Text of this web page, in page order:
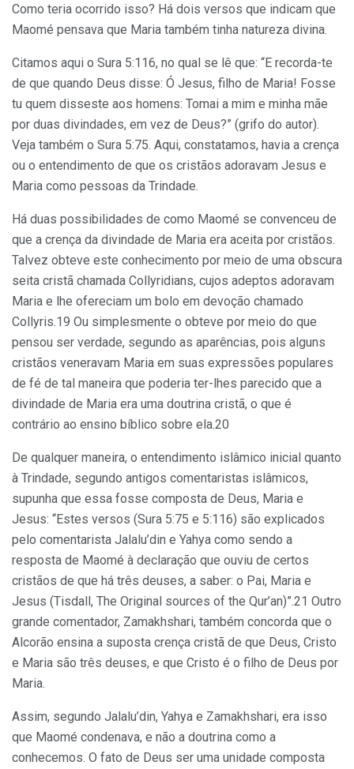
Como teria ocorrido isso? Há dois versos que indicam que
Maomé pensava que Maria também tinha natureza divina.
Citamos aqui o Sura 5:116, no qual se lê que: “E recorda-te
de que quando Deus disse: Ó Jesus, filho de Maria! Fosse
tu quem disseste aos homens: Tomai a mim e minha mãe
por duas divindades, em vez de Deus?” (grifo do autor).
Veja também o Sura 5:75. Aqui, constatamos, havia a crença
ou o entendimento de que os cristãos adoravam Jesus e
Maria como pessoas da Trindade.
Há duas possibilidades de como Maomé se convenceu de
que a crença da divindade de Maria era aceita por cristãos.
Talvez obteve este conhecimento por meio de uma obscura
seita cristã chamada Collyridians, cujos adeptos adoravam
Maria e lhe ofereciam um bolo em devoção chamado
Collyris.19 Ou simplesmente o obteve por meio do que
pensou ser verdade, segundo as aparências, pois alguns
cristãos veneravam Maria em suas expressões populares
de fé de tal maneira que poderia ter-lhes parecido que a
divindade de Maria era uma doutrina cristã, o que é
contrário ao ensino bíblico sobre ela.20
De qualquer maneira, o entendimento islâmico inicial quanto
à Trindade, segundo antigos comentaristas islâmicos,
supunha que essa fosse composta de Deus, Maria e
Jesus: “Estes versos (Sura 5:75 e 5:116) são explicados
pelo comentarista Jalalu’din e Yahya como sendo a
resposta de Maomé à declaração que ouviu de certos
cristãos de que há três deuses, a saber: o Pai, Maria e
Jesus (Tisdall, The Original sources of the Qur’an)”.21 Outro
grande comentador, Zamakhshari, também concorda que o
Alcorão ensina a suposta crença cristã de que Deus, Cristo
e Maria são três deuses, e que Cristo é o filho de Deus por
Maria.
Assim, segundo Jalalu’din, Yahya e Zamakhshari, era isso
que Maomé condenava, e não a doutrina como a
conhecemos. O fato de Deus ser uma unidade composta